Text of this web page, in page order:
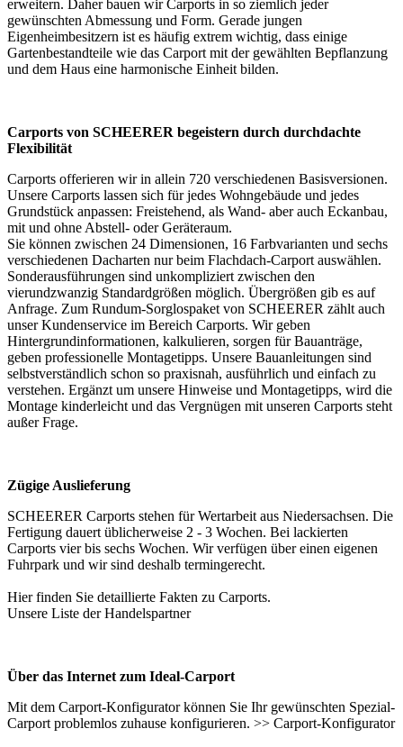
erweitern. Daher bauen wir Carports in so ziemlich jeder
gewünschten Abmessung und Form. Gerade jungen
Eigenheimbesitzern ist es häufig extrem wichtig, dass einige
Gartenbestandteile wie das Carport mit der gewählten Bepflanzung
und dem Haus eine harmonische Einheit bilden.
Carports von SCHEERER begeistern durch durchdachte
Flexibilität
Carports offerieren wir in allein 720 verschiedenen Basisversionen.
Unsere Carports lassen sich für jedes Wohngebäude und jedes
Grundstück anpassen: Freistehend, als Wand- aber auch Eckanbau,
mit und ohne Abstell- oder Geräteraum.
Sie können zwischen 24 Dimensionen, 16 Farbvarianten und sechs
verschiedenen Dacharten nur beim Flachdach-Carport auswählen.
Sonderausführungen sind unkompliziert zwischen den
vierundzwanzig Standardgrößen möglich. Übergrößen gib es auf
Anfrage. Zum Rundum-Sorglospaket von SCHEERER zählt auch
unser Kundenservice im Bereich Carports. Wir geben
Hintergrundinformationen, kalkulieren, sorgen für Bauanträge,
geben professionelle Montagetipps. Unsere Bauanleitungen sind
selbstverständlich schon so praxisnah, ausführlich und einfach zu
verstehen. Ergänzt um unsere Hinweise und Montagetipps, wird die
Montage kinderleicht und das Vergnügen mit unseren Carports steht
außer Frage.
Zügige Auslieferung
SCHEERER Carports stehen für Wertarbeit aus Niedersachsen. Die
Fertigung dauert üblicherweise 2 - 3 Wochen. Bei lackierten
Carports vier bis sechs Wochen. Wir verfügen über einen eigenen
Fuhrpark und wir sind deshalb termingerecht.
Hier finden Sie detaillierte Fakten zu Carports.
Unsere Liste derHandelspartner
Über das Internet zum Ideal-Carport
Mit dem Carport-Konfigurator können Sie Ihr gewünschten Spezial-
Carport problemlos zuhause konfigurieren. >> Carport-Konfigurator